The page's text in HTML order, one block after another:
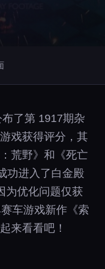
了第 1917期杂
戏获得评分，其
荒野》和《死亡
功进入了白金殿
为优化问题仅获
车游戏新作《索
来看看吧！